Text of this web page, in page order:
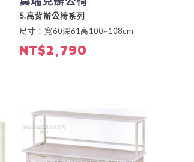
5.高背辦公椅系列
尺寸：寬60深61高100~108cm
NT$2,790